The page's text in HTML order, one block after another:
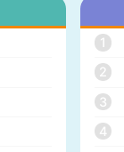
1
2
3
4